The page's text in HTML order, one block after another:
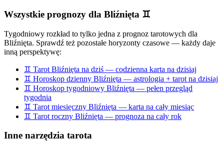
Wszystkie prognozy dla Bliźnięta ♊
Tygodniowy rozkład to tylko jedna z prognoz tarotowych dla
Bliźnięta. Sprawdź też pozostałe horyzonty czasowe — każdy daje
inną perspektywę:
♊ Tarot Bliźnięta na dziś — codzienna karta na dzisiaj
♊ Horoskop dzienny Bliźnięta — astrologia + tarot na dzisiaj
♊ Horoskop tygodniowy Bliźnięta — pełen przegląd
tygodnia
♊ Tarot miesięczny Bliźnięta — karta na cały miesiąc
♊ Tarot roczny Bliźnięta — prognoza na cały rok
Inne narzędzia tarota